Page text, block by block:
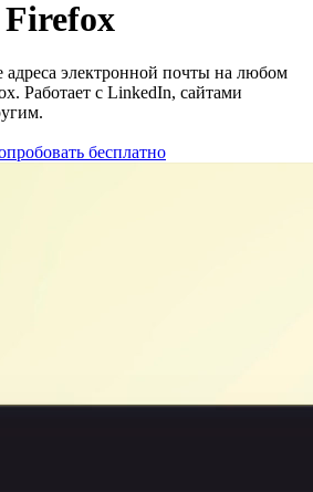
Firefox
адреса электронной почты на любом
Работает с LinkedIn, сайтами
бесплатно